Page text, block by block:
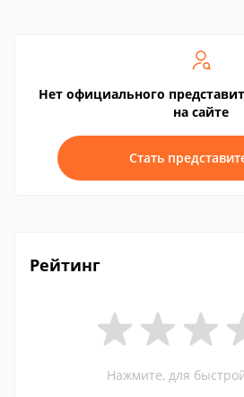
Нет официального
на сайте
Стать
Рейтинг
Нажмите, для